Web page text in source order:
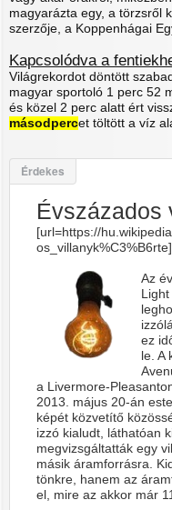
magyarázta egy, a törzsről
szerzője, a Koppenhágai
Kapcsolódva a
Világrekordot döntött
magyar sportoló 1 perc 52
és közel 2 perc alatt ért
másodpercet töltött a víz
Érdekes
Évszázados
[url=https://
os_villanyk%C3%B6rte]
Az
ez
le. A
a Livermore-
2013. május 20-án
képét közvetítő
izzó kialudt, láthatóan
megvizsgáltatták egy
másik áramforrásra.
tönkre, hanem az
el, mire az akkor már